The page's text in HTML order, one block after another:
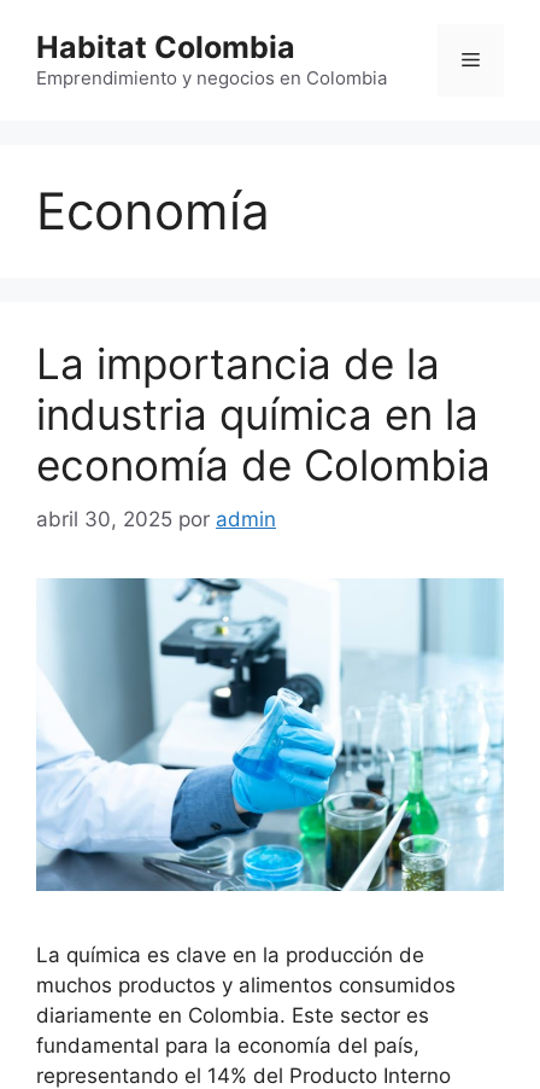
contenido
Habitat Colombia
Emprendimiento y negocios en Colombia
Menú
Economía
La importancia de la
industria química en la
economía de Colombia
abril 30, 2025 por admin
La química es clave en la producción de
muchos productos y alimentos consumidos
diariamente en Colombia. Este sector es
fundamental para la economía del país,
representando el 14% del Producto Interno